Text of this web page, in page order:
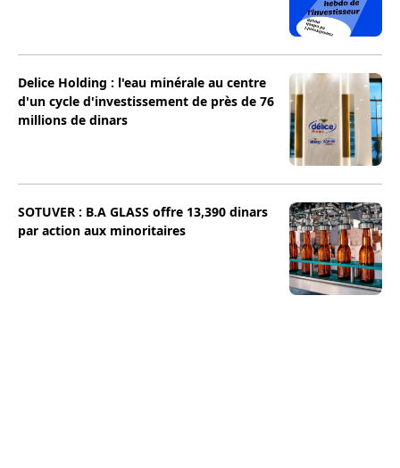
Delice Holding : l'eau minérale au centre
d'un cycle d'investissement de près de 76
millions de dinars
SOTUVER : B.A GLASS offre 13,390 dinars
par action aux minoritaires